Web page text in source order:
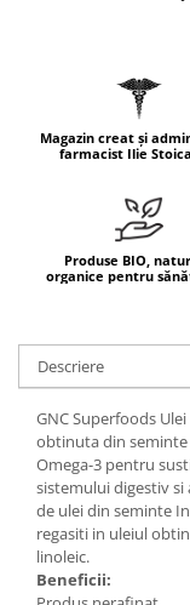
Protecție Solară
Creme SPF față
Creme SPF corp
Uleiuri bronzare
Acceleratoare bronz
Deodorante
Mâini și Unghii
Creme mâini
Tratamente unghii
Cosmetice coreene
Beauty of Joseon
PETITFEE
Mary & May
Maca
Magneziu
Miere de Manuka
Multivitamine
Palmier pitic
Probiotice
Proteine din zer
Quercetin
Resveratrol
Scortisoara
Seleniu
Magazin creat și
farmacist Ilie
Produse BIO,
organice pentru
Descriere
GNC Superfoods
obtinuta din seminte
Omega-3 pentru
sistemului digestiv si
de ulei din seminte
regasiti in uleiul
linoleic.
Beneficii: